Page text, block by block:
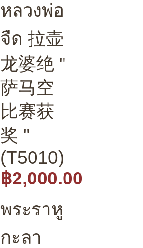
หลวงพ่อ
จืด 拉壶
龙婆绝 "
萨马空
比赛获
奖 "
(T5010)
฿2,000.00
พระราหู
กะลา